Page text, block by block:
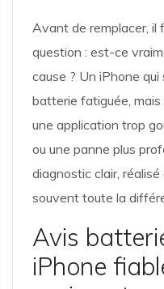
Avant de remplacer, il
question : est-ce
cause ? Un iPhone
batterie fatiguée, mais
une application trop
ou une panne plus
diagnostic clair,
souvent toute la
Avis
iPhone